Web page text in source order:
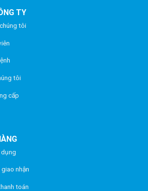
TY
tôi
tôi
cấp
nhận
toán